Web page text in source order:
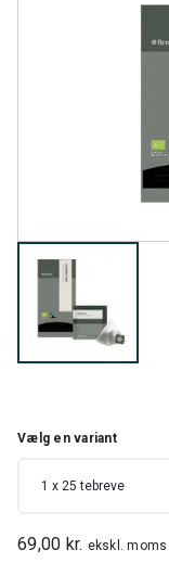
69,00 kr. ekskl. moms
Vælg en variant